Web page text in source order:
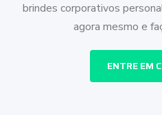
brindes corporativos
agora mesmo e
ENTRE EM